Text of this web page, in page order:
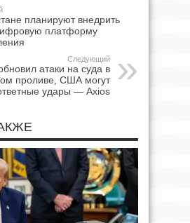
планируют внедрить
платформу
Следующий
атаки на суда в
проливе, США могут
удары — Axios